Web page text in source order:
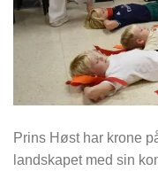
Prins Høst har krone
landskapet med sin